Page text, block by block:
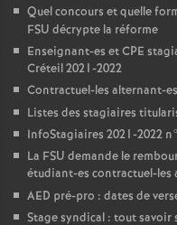
Quel concours et quelle
FSU décrypte la réforme
Enseignant-es etCPE
Créteil 2021-2022
Contractuel-les alternant-
Listes des stagiaires
InfoStagiaires 2021-2022
La FSU demande le
étudiant-es contractuel-les
AED pré-pro : dates de
Stage syndical : tout savoir